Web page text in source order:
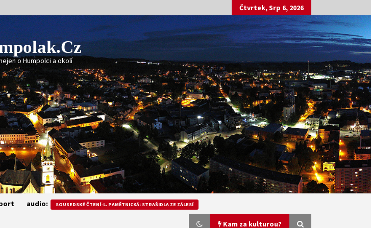
Čtvrtek, Srp 6, 2026
o Humpolci a okolí
audio: SOUSEDSKÉ ČTENÍ-L. PAMĚTNICKÁ: STRAŠIDLA ZE ZÁLESÍ
Kam za kulturou?